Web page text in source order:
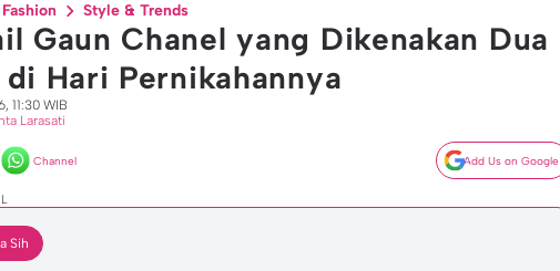
Fashion Style & Trends
Gaun Chanel yang Dikenakan Dua
di Hari Pernikahannya
11:30 WIB
Larasati
Channel Add Us on Google
Sih